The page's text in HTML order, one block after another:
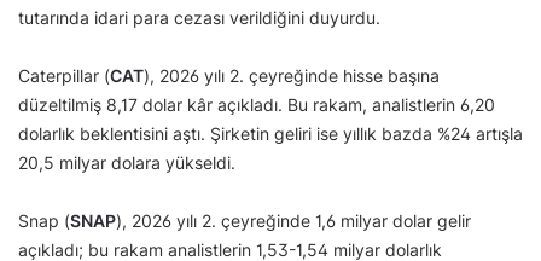
tutarında idari para cezası verildiğini duyurdu.
Caterpillar (CAT), 2026 yılı 2. çeyreğinde hisse başına
düzeltilmiş 8,17 dolar kâr açıkladı. Bu rakam, analistlerin 6,20
dolarlık beklentisini aştı. Şirketin geliri ise yıllık bazda %24 artışla
20,5 milyar dolara yükseldi.
Snap (SNAP), 2026 yılı 2. çeyreğinde 1,6 milyar dolar gelir
açıkladı; bu rakam analistlerin 1,53-1,54 milyar dolarlık